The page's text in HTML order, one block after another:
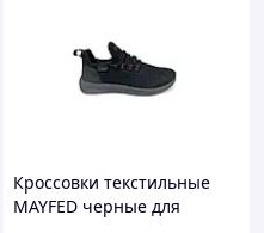
Кроссовки текстильные
MAYFED черные для